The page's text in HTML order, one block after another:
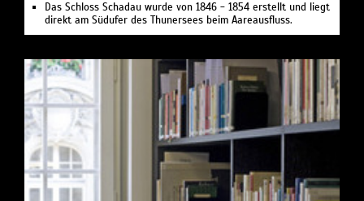
Das Schloss Schadau wurde von 1846 - 1854 erstellt und liegt
direkt am Südufer des Thunersees beim Aareausfluss.